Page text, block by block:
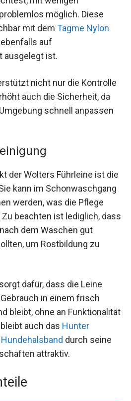
möglich. Diese
mit dem Tagme Nylon
ebenfalls auf
ausgelegt ist.
nicht nur die Kontrolle
auch die Sicherheit, da
schnell anpassen
der Wolters Führleine ist die
kann im Schonwaschgang
werden, was die Pflege
beachten ist lediglich, dass
dem Waschen gut
um Rostbildung zu
dafür, dass die Leine
in einem frisch
bleibt, ohne an Funktionalität
auch das Hunter
durch seine
attraktiv.